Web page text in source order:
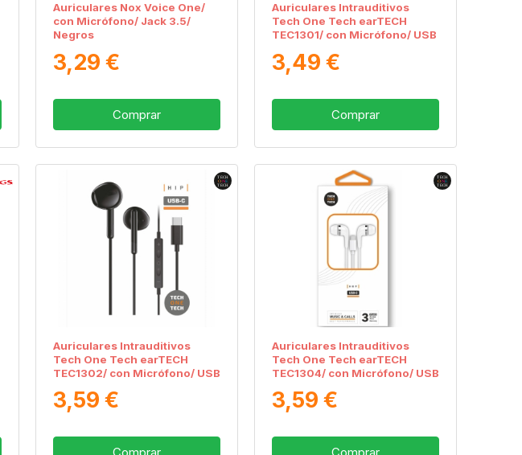
Auriculares Nox Voice One/
con Micrófono/ Jack 3.5/
Negros
3,29 €
Comprar
Auriculares Intrauditivos
Tech One Tech earTECH
TEC1301/ con Micrófono/ USB
3,49 €
Comprar
Auriculares Intrauditivos
Tech One Tech earTECH
TEC1302/ con Micrófono/ USB
3,59 €
Auriculares Intrauditivos
Tech One Tech earTECH
TEC1304/ con Micrófono/ USB
3,59 €